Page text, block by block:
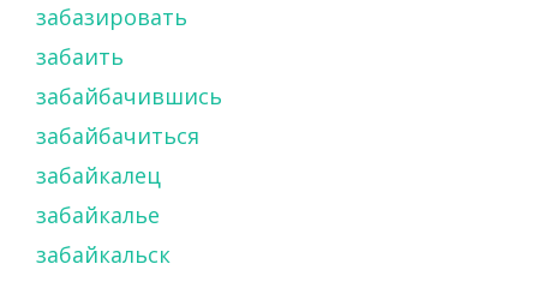
забазировать
забаить
забайбачившись
забайбачиться
забайкалец
забайкалье
забайкальск